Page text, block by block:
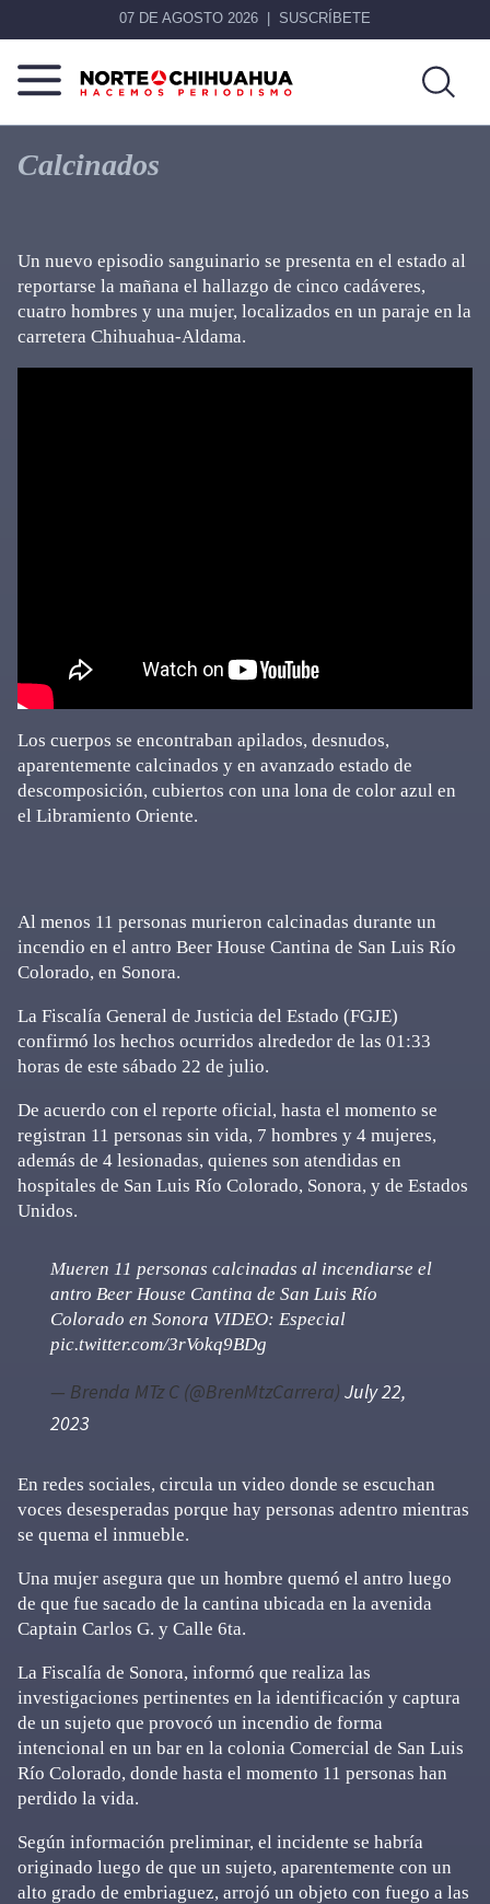
07 DE AGOSTO 2026 SUSCRÍBETE
Norte
De
Chihuahua
Más
que
noticias,
Calcinados
Un nuevo episodio sanguinario se presenta en el estado al
reportarse la mañana el hallazgo de cinco cadáveres,
cuatro hombres y una mujer, localizados en un paraje en la
carretera Chihuahua-Aldama.
Los cuerpos se encontraban apilados, desnudos,
aparentemente calcinados y en avanzado estado de
descomposición, cubiertos con una lona de color azul en
el Libramiento Oriente.
Al menos 11 personas murieron calcinadas durante un
incendio en el antro Beer House Cantina de San Luis Río
Colorado, en Sonora.
La Fiscalía General de Justicia del Estado (FGJE)
confirmó los hechos ocurridos alrededor de las 01:33
horas de este sábado 22 de julio.
De acuerdo con el reporte oficial, hasta el momento se
registran 11 personas sin vida, 7 hombres y 4 mujeres,
además de 4 lesionadas, quienes son atendidas en
hospitales de San Luis Río Colorado, Sonora, y de Estados
Unidos.
Mueren 11 personas calcinadas al incendiarse el
antro Beer House Cantina de San Luis Río
Colorado en Sonora VIDEO: Especial
pic.twitter.com/3rVokq9BDg
— Brenda MTz C (@BrenMtzCarrera) July 22,
2023
En redes sociales, circula un video donde se escuchan
voces desesperadas porque hay personas adentro mientras
se quema el inmueble.
Una mujer asegura que un hombre quemó el antro luego
de que fue sacado de la cantina ubicada en la avenida
Captain Carlos G. y Calle 6ta.
La Fiscalía de Sonora, informó que realiza las
investigaciones pertinentes en la identificación y captura
de un sujeto que provocó un incendio de forma
intencional en un bar en la colonia Comercial de San Luis
Río Colorado, donde hasta el momento 11 personas han
perdido la vida.
Según información preliminar, el incidente se habría
originado luego de que un sujeto, aparentemente con un
alto grado de embriaguez, arrojó un objeto con fuego a las